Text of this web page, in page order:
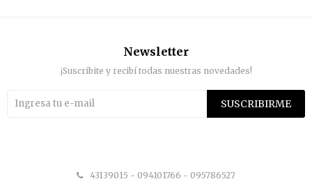
43139015 - 094101766 - 095786527
Newsletter
¡Suscribite y recibí todas nuestras novedades!
SUSCRIBIRME